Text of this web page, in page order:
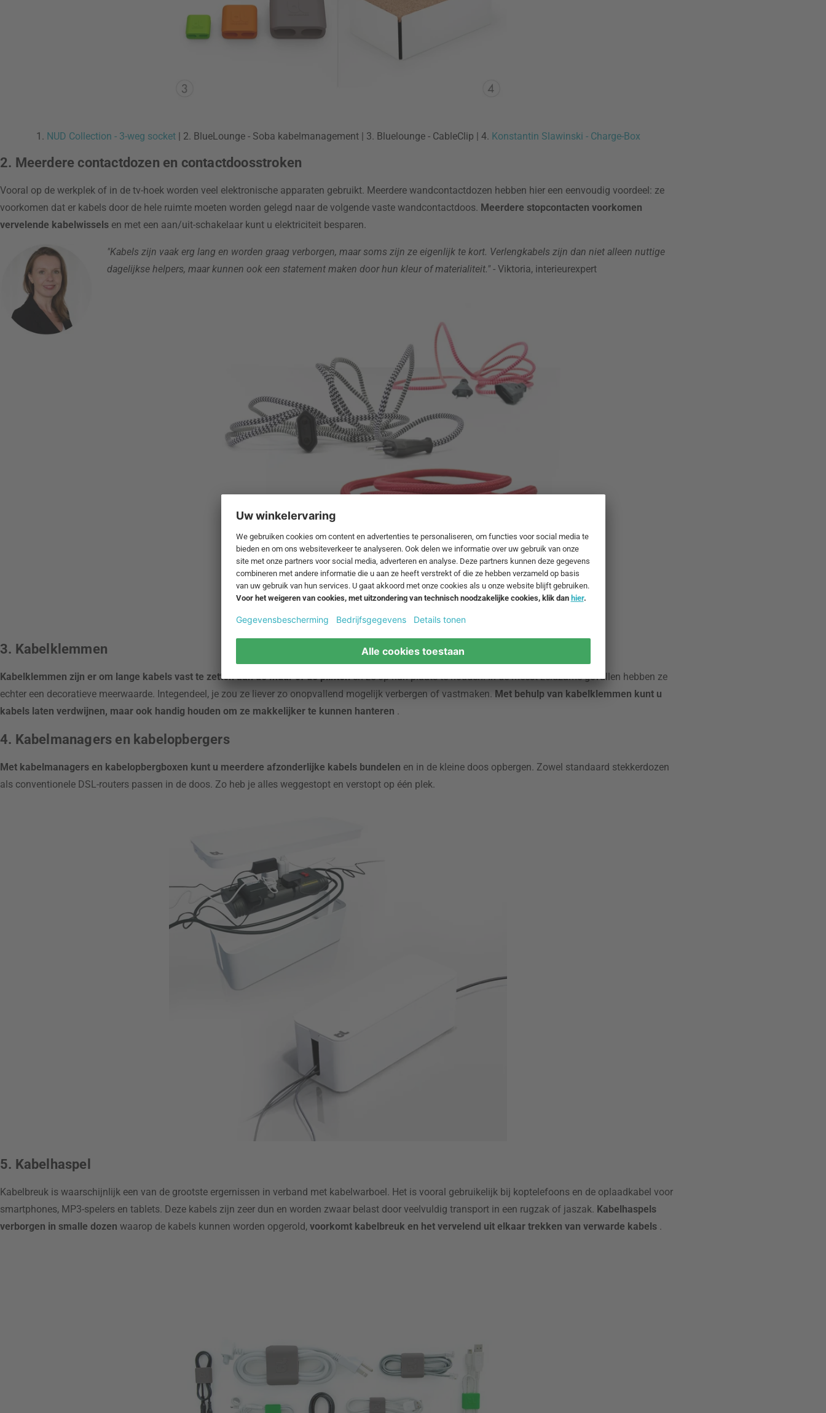
1. NUD Collection - 3-weg socket | 2. BlueLounge - Soba kabelmanagement | 3. Bluelounge - CableClip | 4. Konstantin Slawinski - Charge-Box
2. Meerdere contactdozen en contactdoosstroken
Vooral op de werkplek of in de tv-hoek worden veel elektronische apparaten gebruikt. Meerdere wandcontactdozen hebben hier een eenvoudig voordeel: ze
voorkomen dat er kabels door de hele ruimte moeten worden gelegd naar de volgende vaste wandcontactdoos. Meerdere stopcontacten voorkomen
vervelende kabelwissels en met een aan/uit-schakelaar kunt u elektriciteit besparen.
"Kabels zijn vaak erg lang en worden graag verborgen, maar soms zijn ze eigenlijk te kort. Verlengkabels zijn dan niet alleen nuttige
dagelijkse helpers, maar kunnen ook een statement maken door hun kleur of materialiteit." - Viktoria, interieurexpert
3. Kabelklemmen
Kabelklemmen zijn er om lange kabels vast te zetten aan de muur of de plintenen ze op hun plaats te houden. In de meest zeldzame gevallen hebben ze
echter een decoratieve meerwaarde. Integendeel, je zou ze liever zo onopvallend mogelijk verbergen of vastmaken. Met behulp van kabelklemmen kunt u
kabels laten verdwijnen, maar ook handig houden om ze makkelijker te kunnen hanteren .
4. Kabelmanagers en kabelopbergers
Met kabelmanagers en kabelopbergboxen kunt u meerdere afzonderlijke kabels bundelen en in de kleine doos opbergen. Zowel standaard stekkerdozen
als conventionele DSL-routers passen in de doos. Zo heb je alles weggestopt en verstopt op één plek.
5. Kabelhaspel
Kabelbreuk is waarschijnlijk een van de grootste ergernissen in verband met kabelwarboel. Het is vooral gebruikelijk bij koptelefoons en de oplaadkabel voor
smartphones, MP3-spelers en tablets. Deze kabels zijn zeer dun en worden zwaar belast door veelvuldig transport in een rugzak of jaszak. Kabelhaspels
verborgen in smalle dozen waarop de kabels kunnen worden opgerold, voorkomt kabelbreuk en het vervelend uit elkaar trekken van verwarde kabels .